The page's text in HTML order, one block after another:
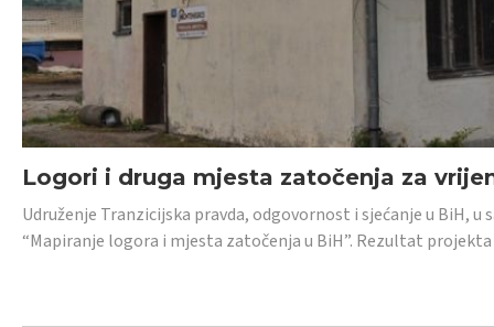
Logori i druga mjesta zatočenja za
Udruženje Tranzicijska pravda, odgovornost i sjećanje u BiH,
“Mapiranje logora i mjesta zatočenja u BiH”. Rezultat